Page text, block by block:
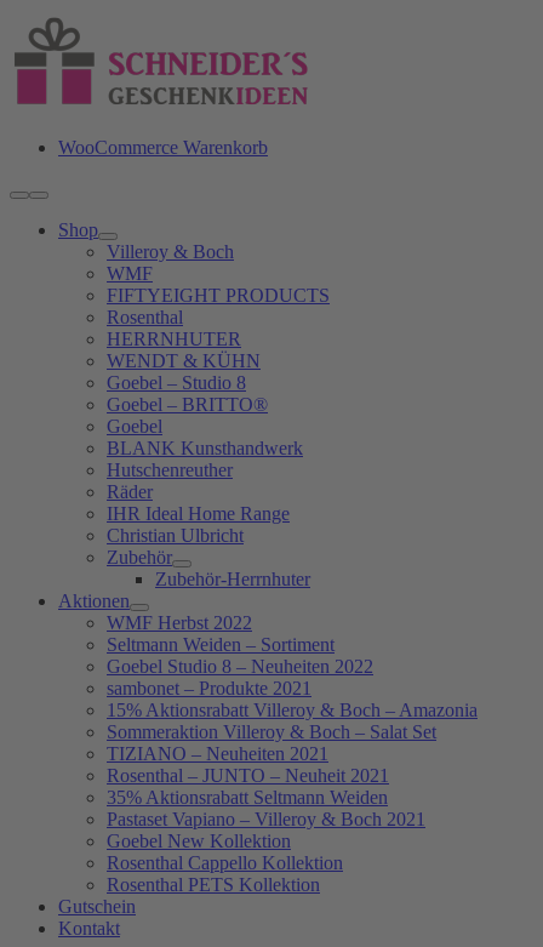
Inhalt
springen
WooCommerce Warenkorb
Toggle
Navigation
Shop
Villeroy & Boch
WMF
FIFTYEIGHT PRODUCTS
Rosenthal
HERRNHUTER
WENDT & KÜHN
Goebel – Studio 8
Goebel – BRITTO®
Goebel
BLANK Kunsthandwerk
Hutschenreuther
Räder
IHR Ideal Home Range
Christian Ulbricht
Zubehör
Zubehör-Herrnhuter
Aktionen
WMF Herbst 2022
Seltmann Weiden – Sortiment
Goebel Studio 8 – Neuheiten 2022
sambonet – Produkte 2021
15% Aktionsrabatt Villeroy & Boch – Amazonia
Sommeraktion Villeroy & Boch – Salat Set
TIZIANO – Neuheiten 2021
Rosenthal – JUNTO – Neuheit 2021
35% Aktionsrabatt Seltmann Weiden
Pastaset Vapiano – Villeroy & Boch 2021
Goebel New Kollektion
Rosenthal Cappello Kollektion
Rosenthal PETS Kollektion
Gutschein
Kontakt